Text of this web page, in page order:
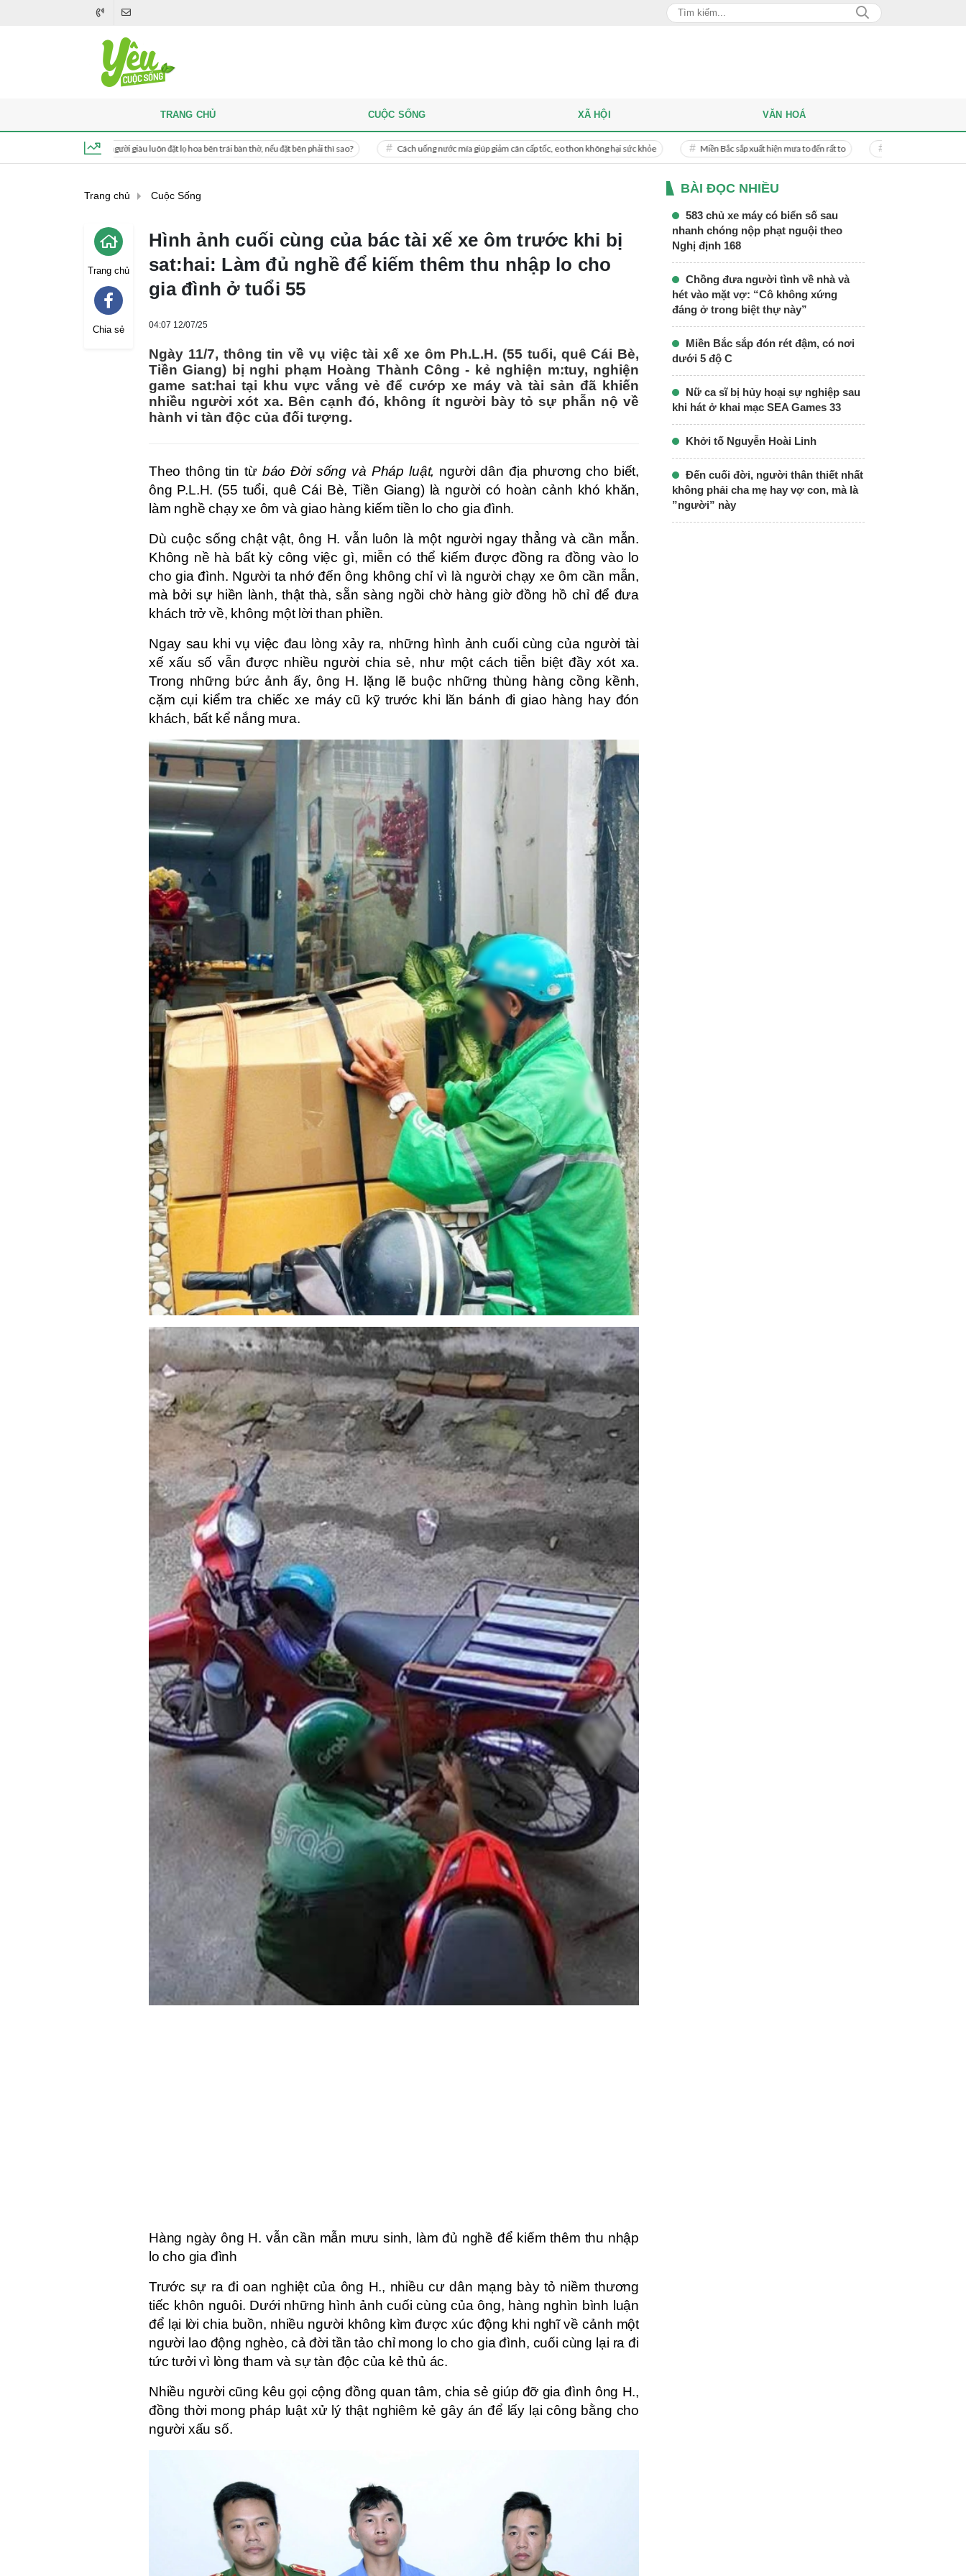
hương, người giàu luôn đặt lọ hoa bên trái bàn thờ, nếu đặt bên phải thì sao? Cách uống nước mía giúp giảm cân cấp tốc, eo thon không hại sức khỏe Miền Bắc sắp xuất hiện mưa to đến rất to Danh tính người phụ nữ bị bạn trai
TRANG CHỦ CUỘC SỐNG XÃ HỘI VĂN HOÁ
Trang chủ Cuộc Sống
Trang chủ
Chia sẻ
Hình ảnh cuối cùng của bác tài xế xe ôm trước khi bị
sat:hai: Làm đủ nghề để kiếm thêm thu nhập lo cho
gia đình ở tuổi 55
04:07 12/07/25
Ngày 11/7, thông tin về vụ việc tài xế xe ôm Ph.L.H. (55 tuổi, quê Cái Bè,
Tiền Giang) bị nghi phạm Hoàng Thành Công - kẻ nghiện m:tuy, nghiện
game sat:hai tại khu vực vắng vẻ để cướp xe máy và tài sản đã khiến
nhiều người xót xa. Bên cạnh đó, không ít người bày tỏ sự phẫn nộ về
hành vi tàn độc của đối tượng.
Theo thông tin từbáo Đời sống và Pháp luật, người dân địa phương cho biết,
ông P.L.H. (55 tuổi, quê Cái Bè, Tiền Giang) là người có hoàn cảnh khó khăn,
làm nghề chạy xe ôm và giao hàng kiếm tiền lo cho gia đình.
Dù cuộc sống chật vật, ông H. vẫn luôn là một người ngay thẳng và cần mẫn.
Không nề hà bất kỳ công việc gì, miễn có thể kiếm được đồng ra đồng vào lo
cho gia đình. Người ta nhớ đến ông không chỉ vì là người chạy xe ôm cần mẫn,
mà bởi sự hiền lành, thật thà, sẵn sàng ngồi chờ hàng giờ đồng hồ chỉ để đưa
khách trở về, không một lời than phiền.
Ngay sau khi vụ việc đau lòng xảy ra, những hình ảnh cuối cùng của người tài
xế xấu số vẫn được nhiều người chia sẻ, như một cách tiễn biệt đầy xót xa.
Trong những bức ảnh ấy, ông H. lặng lẽ buộc những thùng hàng cồng kềnh,
cặm cụi kiểm tra chiếc xe máy cũ kỹ trước khi lăn bánh đi giao hàng hay đón
khách, bất kể nắng mưa.
Hàng ngày ông H. vẫn cần mẫn mưu sinh, làm đủ nghề để kiếm thêm thu nhập
lo cho gia đình
Trước sự ra đi oan nghiệt của ông H., nhiều cư dân mạng bày tỏ niềm thương
tiếc khôn nguôi. Dưới những hình ảnh cuối cùng của ông, hàng nghìn bình luận
để lại lời chia buồn, nhiều người không kìm được xúc động khi nghĩ về cảnh một
người lao động nghèo, cả đời tần tảo chỉ mong lo cho gia đình, cuối cùng lại ra đi
tức tưởi vì lòng tham và sự tàn độc của kẻ thủ ác.
Nhiều người cũng kêu gọi cộng đồng quan tâm, chia sẻ giúp đỡ gia đình ông H.,
đồng thời mong pháp luật xử lý thật nghiêm kẻ gây án để lấy lại công bằng cho
người xấu số.
BÀI ĐỌC NHIỀU
583 chủ xe máy có biển số sau
nhanh chóng nộp phạt nguội theo
Nghị định 168
Chồng đưa người tình về nhà và
hét vào mặt vợ: “Cô không xứng
đáng ở trong biệt thự này”
Miền Bắc sắp đón rét đậm, có nơi
dưới 5 độ C
Nữ ca sĩ bị hủy hoại sự nghiệp sau
khi hát ở khai mạc SEA Games 33
Khởi tố Nguyễn Hoài Linh
Đến cuối đời, người thân thiết nhất
không phải cha mẹ hay vợ con, mà là
”người” này